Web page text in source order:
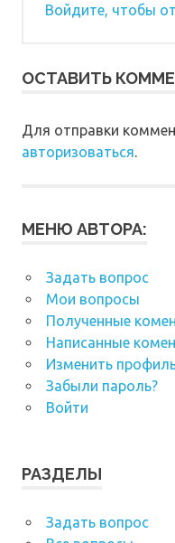
Войдите, чтобы
ОСТАВИТЬ
Для отправки
авторизоваться.
МЕНЮ АВТОРА:
Задать вопрос
Мои вопросы
Полученные
Написанные
Изменить
Забыли пароль?
Войти
РАЗДЕЛЫ
Задать вопрос